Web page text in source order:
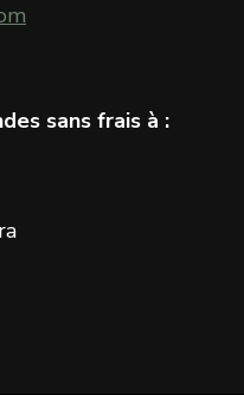
sans frais à :